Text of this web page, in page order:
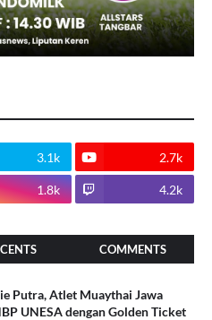
3.1k 2.7k
1.8k 4.2k
COMMENTS
Putra, Atlet Muaythai Jawa
UNESA dengan Golden Ticket